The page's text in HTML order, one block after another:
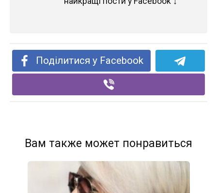
Поділитися у Facebook
Вам также может понравиться